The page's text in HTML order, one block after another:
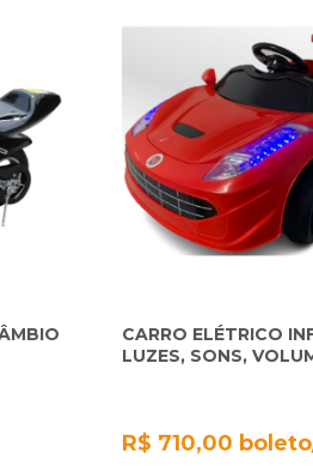
CARRO ELÉTRICO
LUZES, SONS,
R$ 710,00